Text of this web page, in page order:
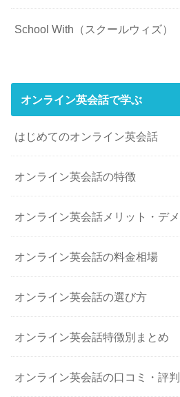
School With（スクールウィズ）
オンライン英会話で学ぶ
はじめてのオンライン英会話
オンライン英会話の特徴
オンライン英会話メリット・デ
オンライン英会話の料金相場
オンライン英会話の選び方
オンライン英会話特徴別まとめ
オンライン英会話の口コミ・評判